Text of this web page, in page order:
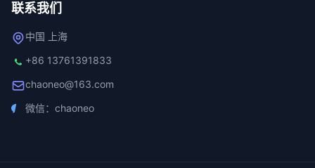
联系我们
中国 上海
+86 13761391833
chaoneo@163.com
微信：chaoneo